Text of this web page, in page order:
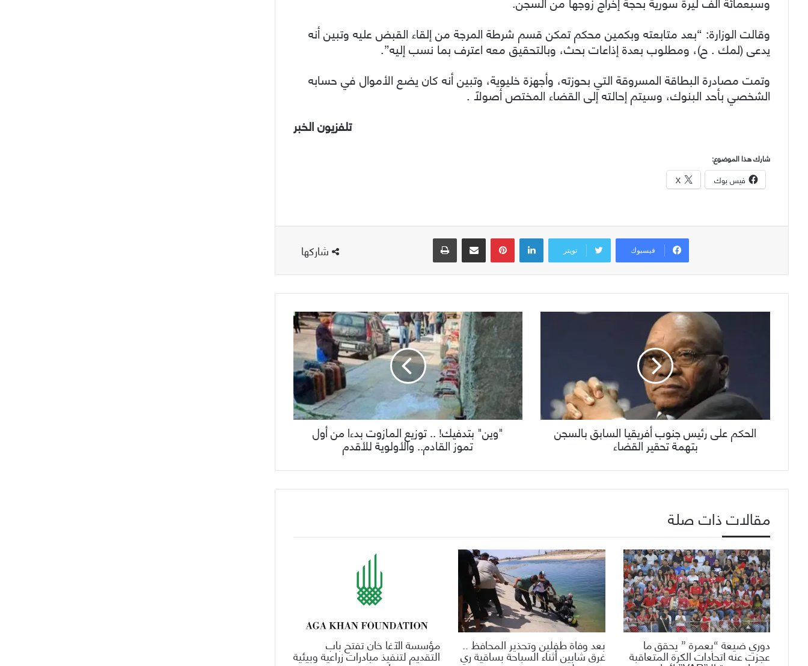
وقالت الوزارة: “بعد متابعته وبكمين محكم تمكن قسم شرطة المرجة من إلقاء القبض عليه وتبين أنه
يدعى (لمك . ح)، ومطلوب بعدة إذاعات بحث، وبالتحقيق معه اعترف بما نسب إليه”.
وتمت مصادرة البطاقة المسروقة التي بحوزته، وأجهزة خليوية، وتبين أنه كان يضع الأموال في حسابه
الشخصي بأحد البنوك، وسيتم إحالته إلى القضاء المختص أصولاً .
تلفزيون الخبر
شارك هذا الموضوع:
فيس بوك X
شاركها فيسبوك تويتر
لينكدإن بينتيريست مشاركة عبر البريد طباعة
الحكم على رئيس جنوب أفريقيا السابق بالسجن
بتهمة تحقير القضاء
"وين" بتدفيك! .. توزيع المازوت بدءا من أول
تموز القادم.. والأولوية للأقدم
مقالات ذات صلة
دوري ضيعة “بعمرة ” يحقق ما
عجزت عنه اتحادات الكرة المتعاقبة
بعد وفاة طفلين وتحذير المحافظ ..
غرق شابين أثناء السباحة بساقية ري
مؤسسة الآغا خان تفتح باب
التقديم لتنفيذ مبادرات زراعية وبيئية